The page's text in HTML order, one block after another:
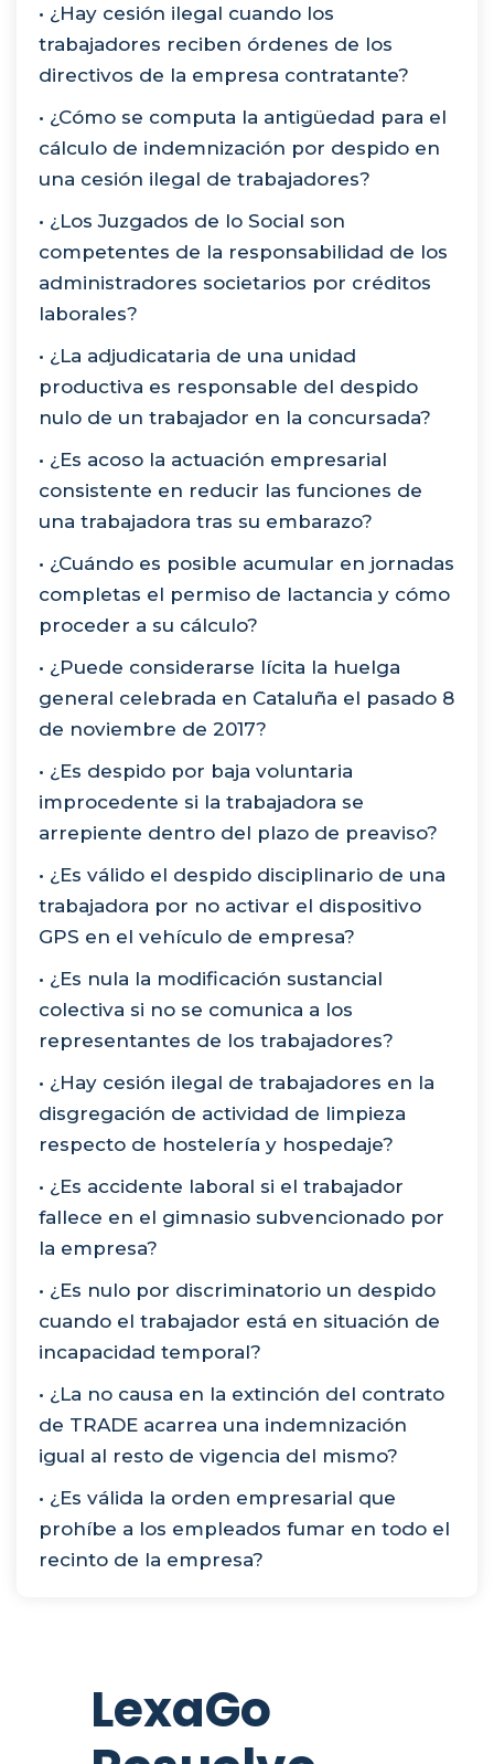
• ¿Hay cesión ilegal cuando los
trabajadores reciben órdenes de los
directivos de la empresa contratante?
• ¿Cómo se computa la antigüedad para el
cálculo de indemnización por despido en
una cesión ilegal de trabajadores?
• ¿Los Juzgados de lo Social son
competentes de la responsabilidad de los
administradores societarios por créditos
laborales?
• ¿La adjudicataria de una unidad
productiva es responsable del despido
nulo de un trabajador en la concursada?
• ¿Es acoso la actuación empresarial
consistente en reducir las funciones de
una trabajadora tras su embarazo?
• ¿Cuándo es posible acumular en jornadas
completas el permiso de lactancia y cómo
proceder a su cálculo?
• ¿Puede considerarse lícita la huelga
general celebrada en Cataluña el pasado 8
de noviembre de 2017?
• ¿Es despido por baja voluntaria
improcedente si la trabajadora se
arrepiente dentro del plazo de preaviso?
• ¿Es válido el despido disciplinario de una
trabajadora por no activar el dispositivo
GPS en el vehículo de empresa?
• ¿Es nula la modificación sustancial
colectiva si no se comunica a los
representantes de los trabajadores?
• ¿Hay cesión ilegal de trabajadores en la
disgregación de actividad de limpieza
respecto de hostelería y hospedaje?
• ¿Es accidente laboral si el trabajador
fallece en el gimnasio subvencionado por
la empresa?
• ¿Es nulo por discriminatorio un despido
cuando el trabajador está en situación de
incapacidad temporal?
• ¿La no causa en la extinción del contrato
de TRADE acarrea una indemnización
igual al resto de vigencia del mismo?
• ¿Es válida la orden empresarial que
prohíbe a los empleados fumar en todo el
recinto de la empresa?
LexaGo